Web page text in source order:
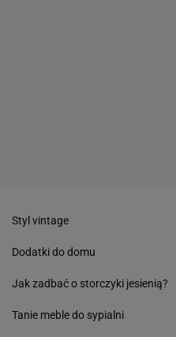
Styl vintage
Dodatki do domu
Jak zadbać o storczyki jesienią?
Tanie meble do sypialni